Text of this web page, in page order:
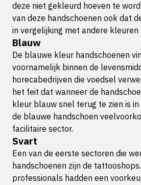
deze niet gekleurd hoeven te
van deze handschoenen ook dat
in vergelijking met andere kleuren
Blauw
De blauwe kleur handschoenen
voornamelijk binnen de
horecabedrijven die voedsel
het feit dat wanneer de
kleur blauw snel terug te zien is in
de blauwe handschoen
facilitaire sector.
Svart
Een van de eerste sectoren die
handschoenen zijn de
professionals hadden een